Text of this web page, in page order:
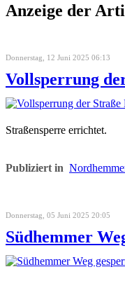
Anzeige der
Donnerstag, 12 Juni 2025 06:13
Vollsperrung
Straßensperre errichtet.
Publiziert in
Donnerstag, 05 Juni 2025 20:05
Südhemmer